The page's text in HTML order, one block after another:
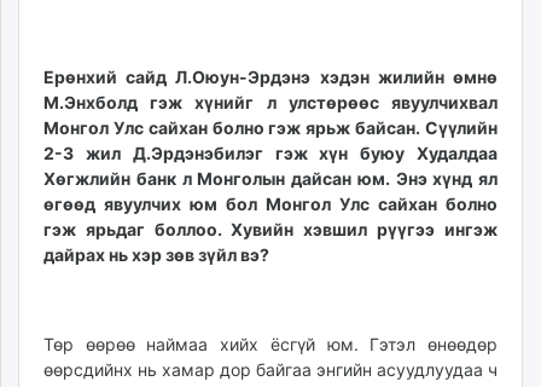
Ерөнхий сайд Л.Оюун-Эрдэнэ хэдэн жилийн өмнө
М.Энхболд гэж хүнийг л улстөрөөс явуулчихвал
Монгол Улс сайхан болно гэж ярьж байсан. Сүүлийн
2-3 жил Д.Эрдэнэбилэг гэж хүн буюу Худалдаа
Хөгжлийн банк л Монголын дайсан юм. Энэ хүнд ял
өгөөд явуулчих юм бол Монгол Улс сайхан болно
гэж ярьдаг боллоо. Хувийн хэвшил рүүгээ ингэж
дайрах нь хэр зөв зүйл вэ?
Төр өөрөө наймаа хийх ёсгүй юм. Гэтэл өнөөдөр
өөрсдийнх нь хамар дор байгаа энгийн асуудлуудаа ч